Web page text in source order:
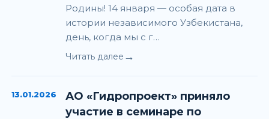
Родины! 14 января — особая дата в
истории независимого Узбекистана,
день, когда мы с г…
Читать далее →
13.01.2026
АО «Гидропроект» приняло
участие в семинаре по